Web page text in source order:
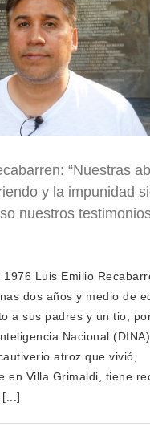
“Nuestras
y la impunidad
nuestros
Luis Emilio
dos años y medio de
a sus padres y un tio,
Nacional
atroz que vivió,
en Villa Grimaldi, tiene